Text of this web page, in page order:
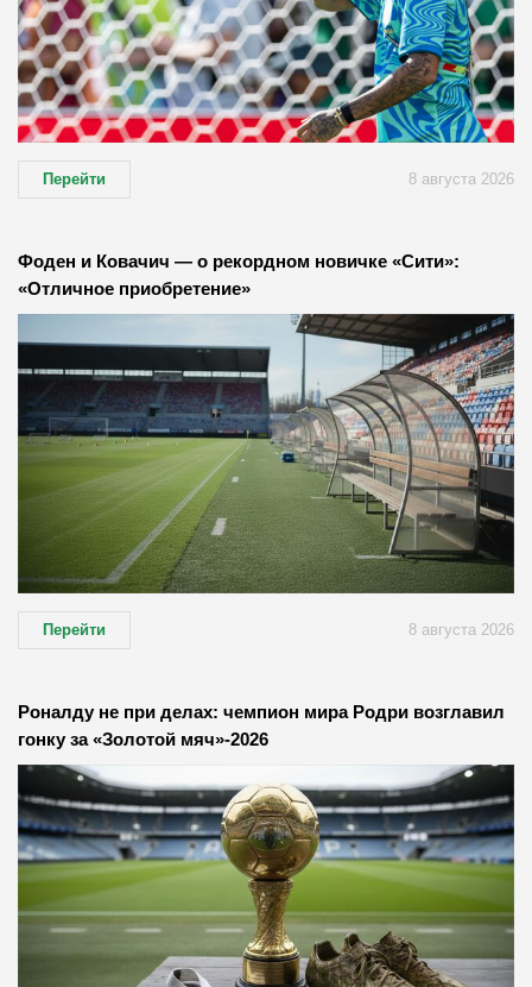
Перейти 8 августа 2026
Фоден и Ковачич — о рекордном новичке «Сити»:
«Отличное приобретение»
Перейти 8 августа 2026
Роналду не при делах: чемпион мира Родри возглавил
гонку за «Золотой мяч»-2026